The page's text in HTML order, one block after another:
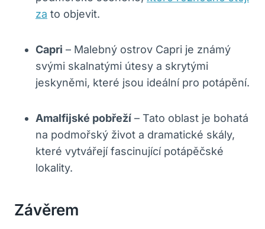
za to objevit.
Capri – Malebný ostrov Capri je známý
svými skalnatými útesy a skrytými
jeskyněmi, které jsou ideální pro potápění.
Amalfijské pobřeží – Tato oblast je bohatá
na podmořský život a dramatické skály,
které vytvářejí fascinující potápěčské
lokality.
Závěrem